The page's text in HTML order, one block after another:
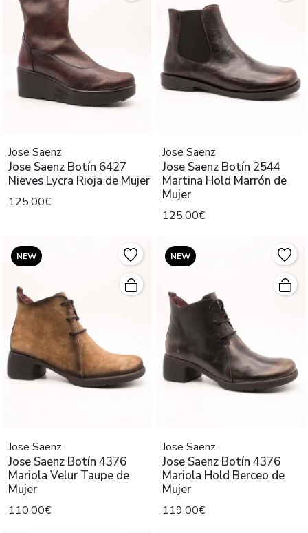
Jose Saenz
Jose Saenz Botín 6427
Nieves Lycra Rioja de Mujer
125,00€
Jose Saenz
Jose Saenz Botín 2544
Martina Hold Marrón de
Mujer
125,00€
NEW
Jose Saenz
Jose Saenz Botín 4376
Mariola Velur Taupe de
Mujer
110,00€
NEW
Jose Saenz
Jose Saenz Botín 4376
Mariola Hold Berceo de
Mujer
119,00€